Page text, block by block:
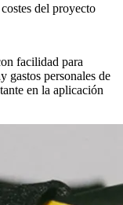
del proyecto
facilidad para
gastos personales de
en la aplicación